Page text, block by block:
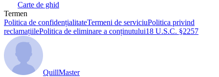
Carte de ghid
Termen
Politica de confidențialitateTermeni de serviciuPolitica privind
reclamațiilePolitica de eliminare a conținutului18 U.S.C. §2257
QuillMaster